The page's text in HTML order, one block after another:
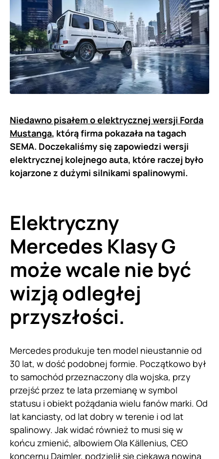
Niedawno pisałem o elektrycznej wersji Forda
Mustanga, którą firma pokazała na tagach
SEMA. Doczekaliśmy się zapowiedzi wersji
elektrycznej kolejnego auta, które raczej było
kojarzone z dużymi silnikami spalinowymi.
Elektryczny
Mercedes Klasy G
może wcale nie być
wizją odległej
przyszłości.
Mercedes produkuje ten model nieustannie od
30 lat, w dość podobnej formie. Początkowo był
to samochód przeznaczony dla wojska, przy
przejść przez te lata przemianę w symbol
statusu i obiekt pożądania wielu fanów marki. Od
lat kanciasty, od lat dobry w terenie i od lat
spalinowy. Jak widać również to musi się w
końcu zmienić, albowiem Ola Källenius, CEO
koncernu Daimler, podzielił się ciekawą nowiną